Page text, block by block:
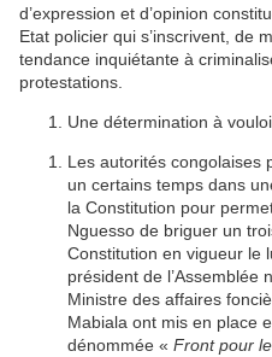
d’expression et d’opinion
Etat policier qui s’inscrivent, de
tendance inquiétante à
protestations.
Une détermination à
Les autorités congolaises
un certains temps dans
la Constitution pour
Nguesso de briguer un
Constitution en vigueur le
président de l’Assemblée
Ministre des affaires
Mabiala ont mis en place
dénommée « Front pour